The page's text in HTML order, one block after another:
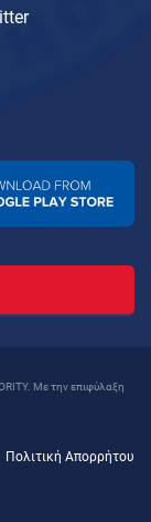
Με την επιφύλαξη
Πολιτική Απορρήτου